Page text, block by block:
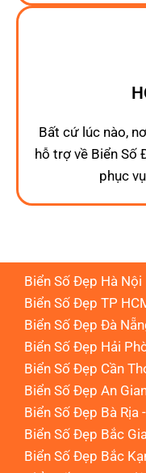
Bất cứ lúc nào,
hỗ trợ về Biển Số
phục
Biển Số Đẹp Hà Nội
Biển Số Đẹp TP
Biển Số Đẹp Đà
Biển Số Đẹp Hải
Biển Số Đẹp Cần
Biển Số Đẹp An
Biển Số Đẹp Bà Rịa
Biển Số Đẹp Bắc
Biển Số Đẹp Bắc